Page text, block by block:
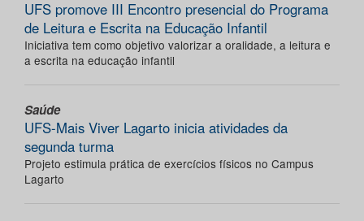
UFS promove III Encontro presencial do Programa
de Leitura e Escrita na Educação Infantil
Iniciativa tem como objetivo valorizar a oralidade, a leitura e
a escrita na educação infantil
Saúde
UFS-Mais Viver Lagarto inicia atividades da
segunda turma
Projeto estimula prática de exercícios físicos no Campus
Lagarto